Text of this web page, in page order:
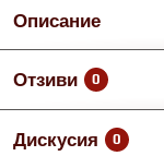
Описание
Отзиви 0
Дискусия 0